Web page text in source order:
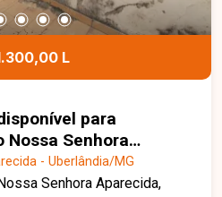
L
para
Nossa Senhora
MG
- Uberlândia/MG
Senhora Aparecida,